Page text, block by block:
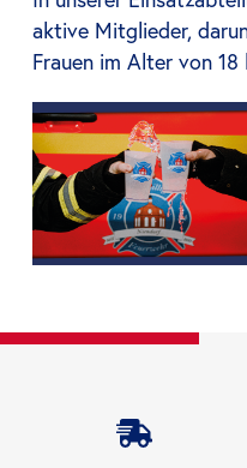
aktive Mitglieder,
Frauen im Alter von